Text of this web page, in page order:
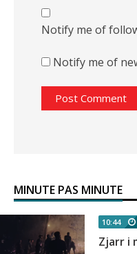
Notify me of
Notify me of
MINUTE PAS MINUTE
10:44
Zjarr i